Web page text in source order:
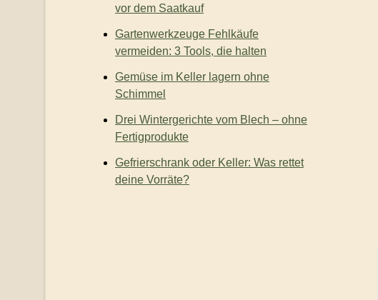
vor dem Saatkauf
Gartenwerkzeuge Fehlkäufe
vermeiden: 3 Tools, die halten
Gemüse im Keller lagern ohne
Schimmel
Drei Wintergerichte vom Blech – ohne
Fertigprodukte
Gefrierschrank oder Keller: Was rettet
deine Vorräte?